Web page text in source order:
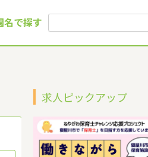
名で探す
求人ピックアップ